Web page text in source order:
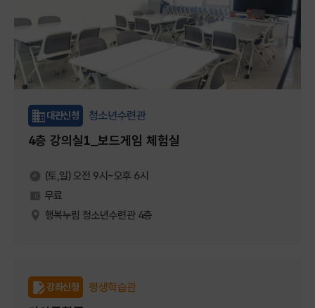
대관신청 청소년수련관
4층 강의실1_보드게임 체험실
(토,일) 오전 9시~오후 6시
무료
행복누림 청소년수련관 4층
강좌신청 평생학습관